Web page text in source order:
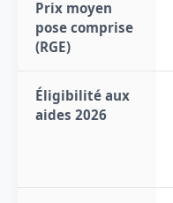
Prix moyen
pose comprise
(RGE)
Éligibilité aux
aides 2026